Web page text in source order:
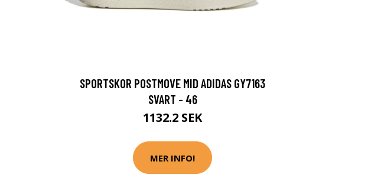
SPORTSKOR POSTMOVE MID ADIDAS GY7163
SVART - 46
1132.2 SEK
MER INFO!